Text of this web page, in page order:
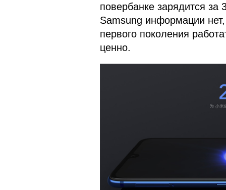
повербанке зарядится
Samsung информации
первого поколения
ценно.